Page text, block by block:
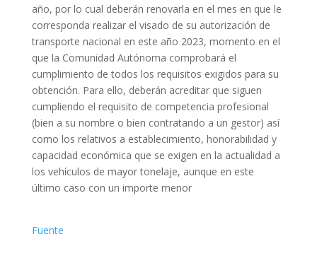
año, por lo cual deberán renovarla en el mes en que le
corresponda realizar el visado de su autorización de
transporte nacional en este año 2023, momento en el
que la Comunidad Autónoma comprobará el
cumplimiento de todos los requisitos exigidos para su
obtención. Para ello, deberán acreditar que siguen
cumpliendo el requisito de competencia profesional
(bien a su nombre o bien contratando a un gestor) así
como los relativos a establecimiento, honorabilidad y
capacidad económica que se exigen en la actualidad a
los vehículos de mayor tonelaje, aunque en este
último caso con un importe menor
Fuente